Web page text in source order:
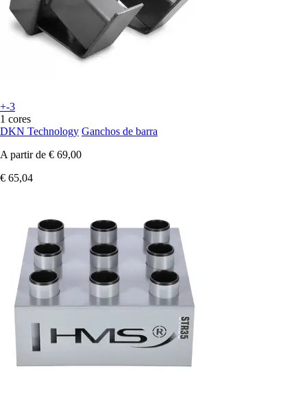
+-3
1 cores
DKN Technology Ganchos de barra
A partir de € 69,00
€ 65,04